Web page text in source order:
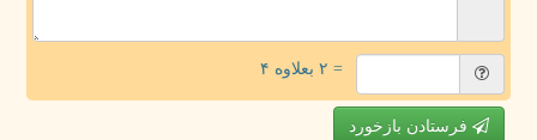
= ۲ بعلاوه ۴
فرستادن بازخورد